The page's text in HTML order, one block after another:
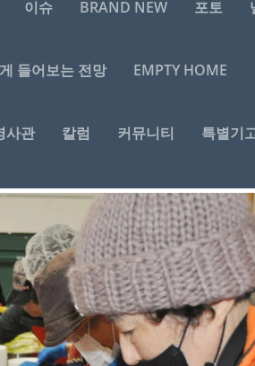
이슈 BRAND NEW 포토
들어보는 전망 EMPTY HOME
사관 칼럼 커뮤니티 특별기
신문 편집팀| Nov 16, 2023| 커뮤니티,한